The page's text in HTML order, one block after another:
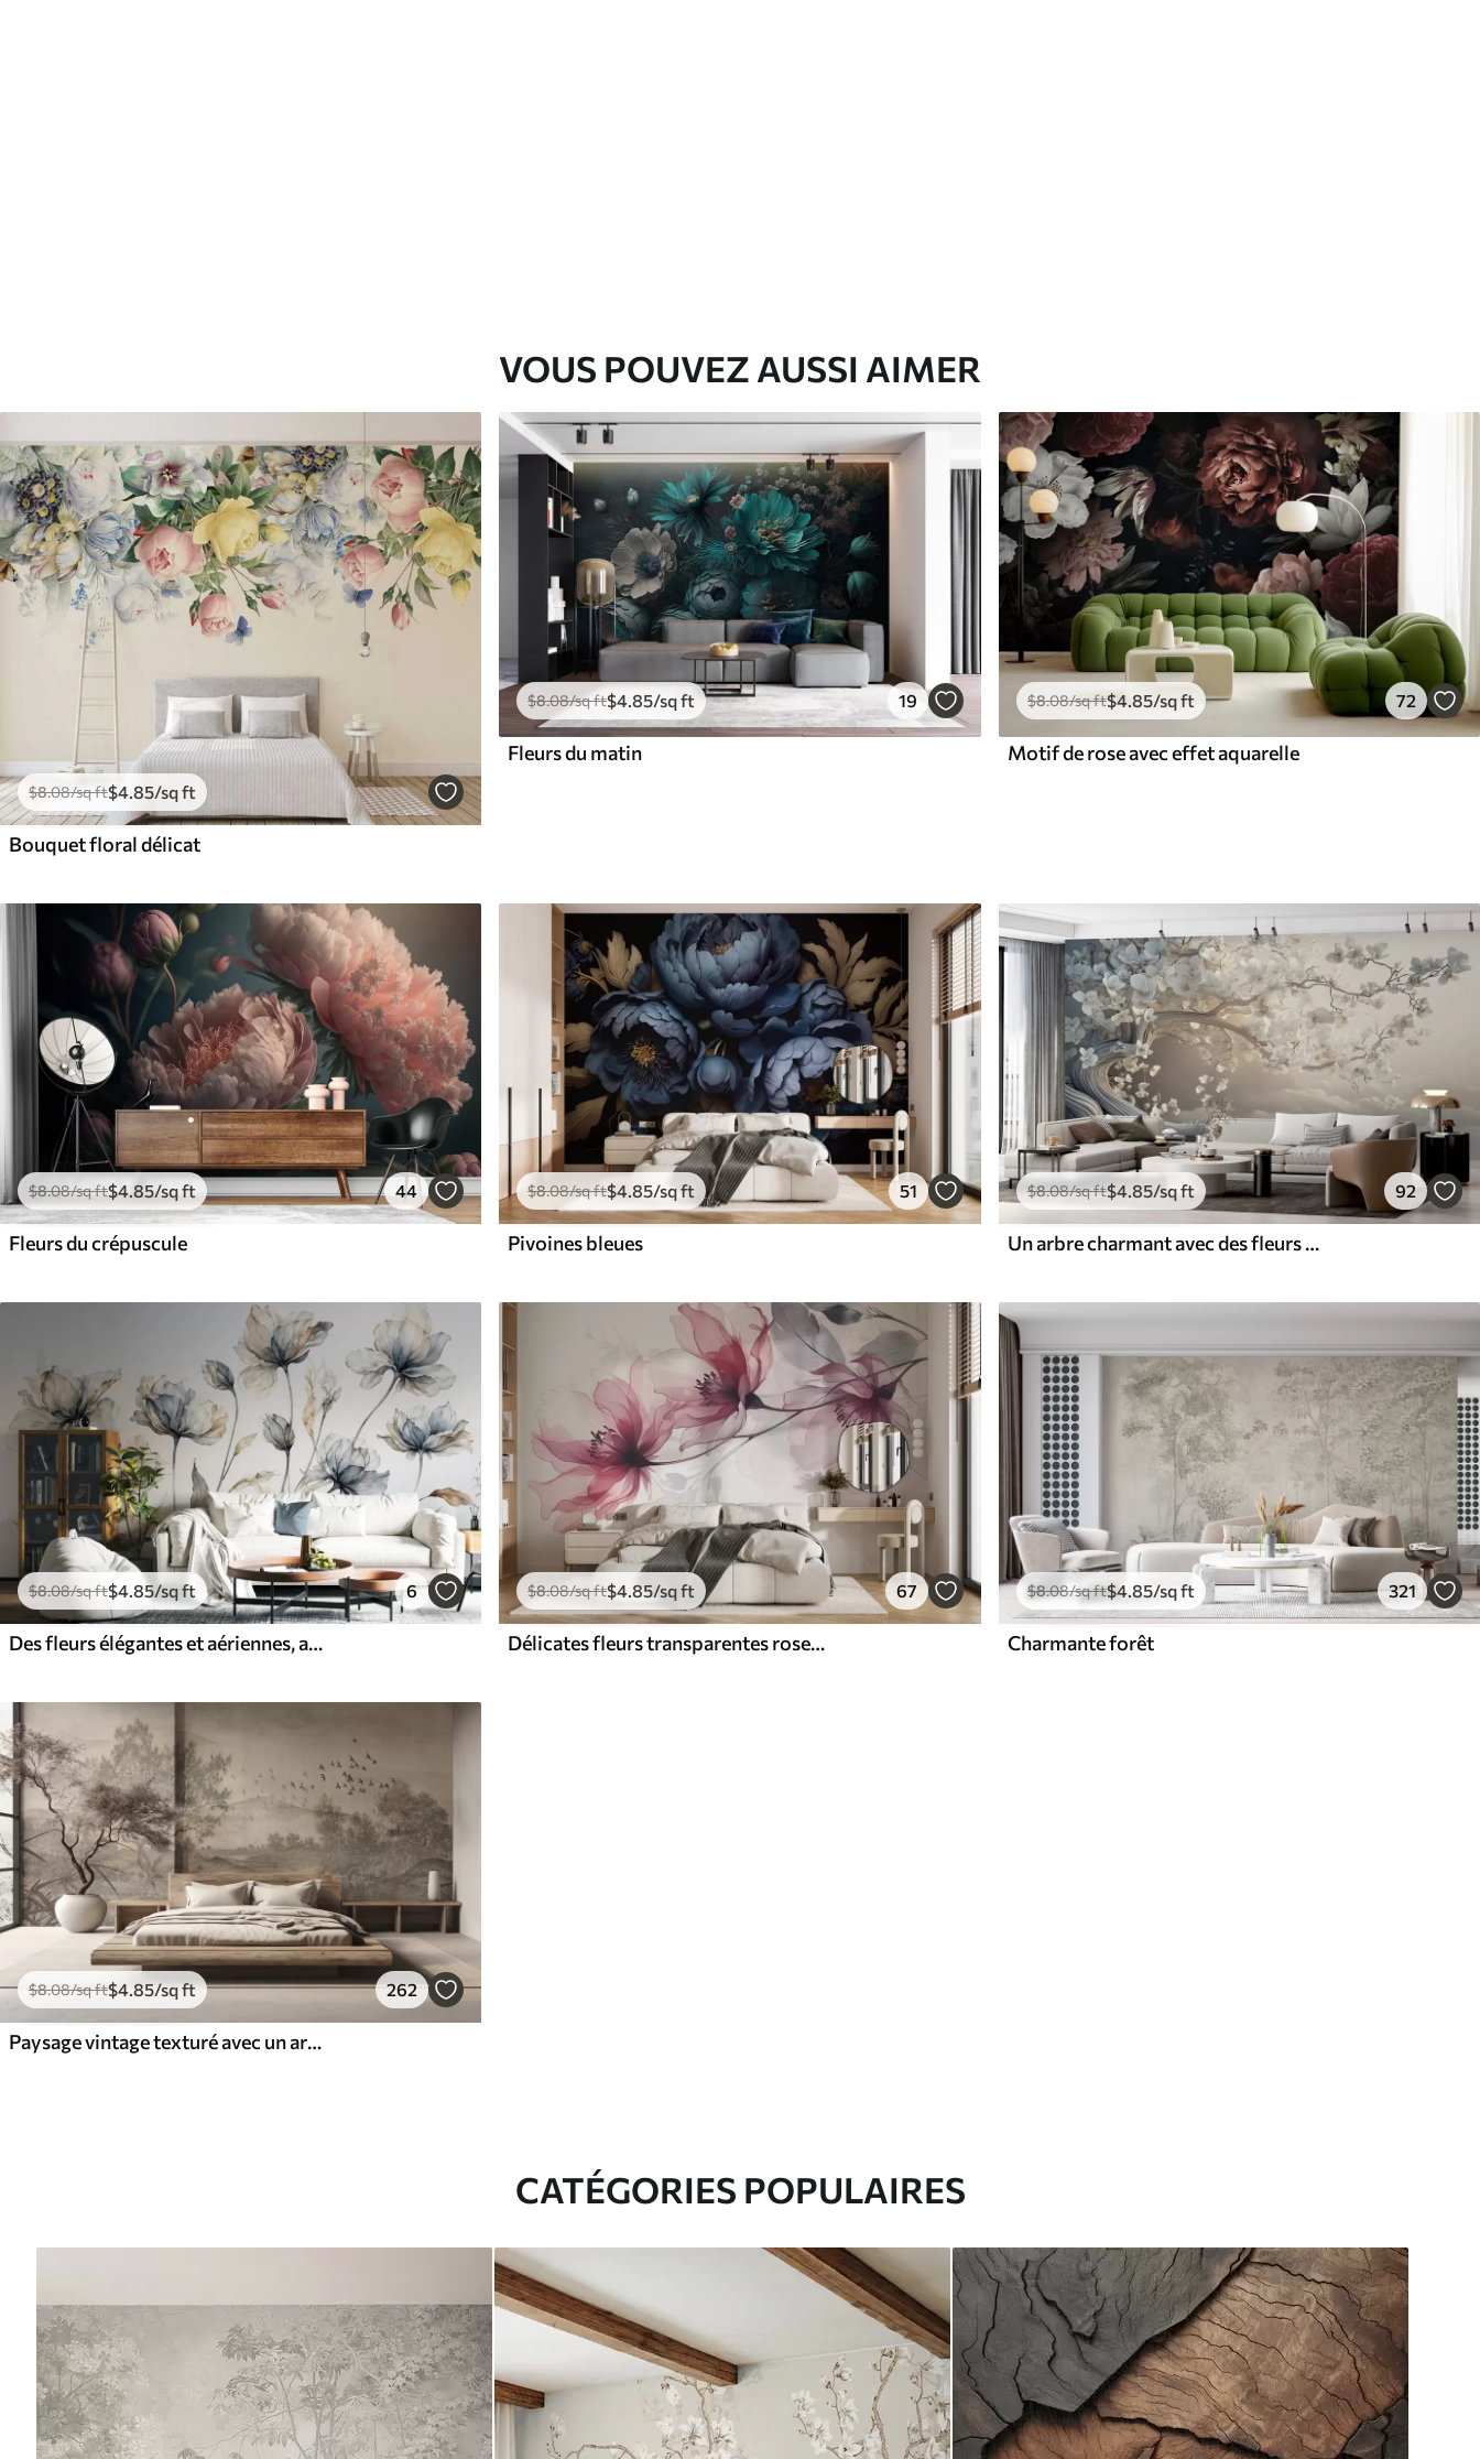
VOUS POUVEZ AUSSI AIMER
$8.08/sq ft$4 .85/sq ft
Bouquet floral délicat
$8.08/sq ft$4 .85/sq ft 19
Fleurs du matin
$8.08/sq ft$4.85/sq ft 72
Motif de rose avec effet aquarelle
$8.08/sq ft$4.85/sq ft 44
Fleurs du crépuscule
$8.08/sq ft$4.85/sq ft 51
Pivoines bleues
$8.08/sq ft$4.85/sq ft 92
Un arbre charmant avec des fleurs blanches sur fond de nuages dans un style intéressant aux couleurs chaudes et délicates
$8.08/sq ft$4 .85/sq ft 6
Des fleurs élégantes et aériennes, aux pétales translucides superposés, portées par de longues tiges délicates
$8.08/sq ft$4 .85/sq ft 67
Délicates fleurs transparentes roses et grises aux pétales doux et flous sur fond blanc
$8.08/sq ft$4.85/sq ft 321
Charmante forêt
$8.08/sq ft$4.85/sq ft 262
Paysage vintage texturé avec un arbre près d'une rivière et un ciel nuageux, art de la nature en tons sépia
CATÉGORIES POPULAIRES